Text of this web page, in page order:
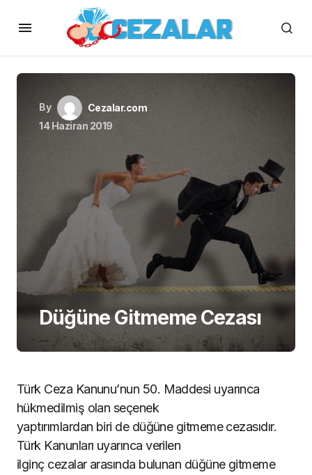
By
Cezalar.com
14 Haziran 2019
Düğüne Gitmeme Cezası
Türk Ceza Kanunu’nun 50. Maddesi uyarınca
hükmedilmiş olan seçenek
yaptırımlardan biri de düğüne gitmeme cezasıdır.
Türk Kanunları uyarınca verilen
ilginç cezalar arasında bulunan düğüne gitmeme